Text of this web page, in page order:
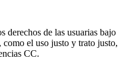
derechos de las usuarias bajo
el uso justo y trato justo,
CC.